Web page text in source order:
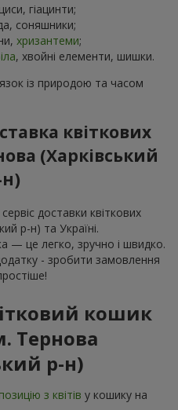
гіацинти;
соняшники;
хризантеми;
, хвойні елементи, шишки.
із природою та часом
квіткових
(Харківський
доставки квіткових
р-н) та Україні.
— це легко, зручно і швидко.
- зробити замовлення
кошик
Тернова
р-н)
з квітів у кошику на